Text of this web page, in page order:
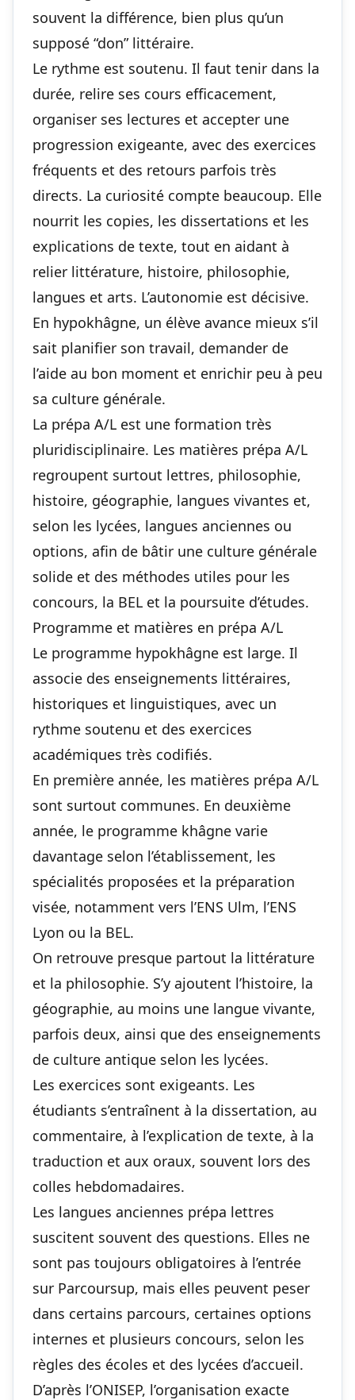
souvent la différence, bien plus qu’un
supposé “don” littéraire.
Le rythme est soutenu. Il faut tenir dans la
durée, relire ses cours efficacement,
organiser ses lectures et accepter une
progression exigeante, avec des exercices
fréquents et des retours parfois très
directs. La curiosité compte beaucoup. Elle
nourrit les copies, les dissertations et les
explications de texte, tout en aidant à
relier littérature, histoire, philosophie,
langues et arts. L’autonomie est décisive.
En hypokhâgne, un élève avance mieux s’il
sait planifier son travail, demander de
l’aide au bon moment et enrichir peu à peu
sa culture générale.
La prépa A/L est une formation très
pluridisciplinaire. Les matières prépa A/L
regroupent surtout lettres, philosophie,
histoire, géographie, langues vivantes et,
selon les lycées, langues anciennes ou
options, afin de bâtir une culture générale
solide et des méthodes utiles pour les
concours, la BEL et la poursuite d’études.
Programme et matières en prépa A/L
Le programme hypokhâgne est large. Il
associe des enseignements littéraires,
historiques et linguistiques, avec un
rythme soutenu et des exercices
académiques très codifiés.
En première année, les matières prépa A/L
sont surtout communes. En deuxième
année, le programme khâgne varie
davantage selon l’établissement, les
spécialités proposées et la préparation
visée, notamment vers l’ENS Ulm, l’ENS
Lyon ou la BEL.
On retrouve presque partout la littérature
et la philosophie. S’y ajoutent l’histoire, la
géographie, au moins une langue vivante,
parfois deux, ainsi que des enseignements
de culture antique selon les lycées.
Les exercices sont exigeants. Les
étudiants s’entraînent à la dissertation, au
commentaire, à l’explication de texte, à la
traduction et aux oraux, souvent lors des
colles hebdomadaires.
Les langues anciennes prépa lettres
suscitent souvent des questions. Elles ne
sont pas toujours obligatoires à l’entrée
sur Parcoursup, mais elles peuvent peser
dans certains parcours, certaines options
internes et plusieurs concours, selon les
règles des écoles et des lycées d’accueil.
D’après l’ONISEP, l’organisation exacte